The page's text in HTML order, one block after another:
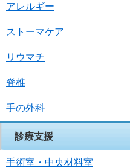
アレルギー
ストーマケア
リウマチ
脊椎
手の外科
診療支援
手術室・中央材料室